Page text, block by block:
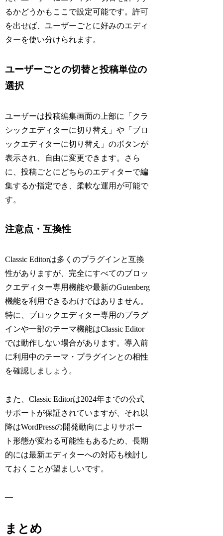
るかどうかもここで設定可能です。許可
を出せば、ユーザーごとに好みのエディ
ターを使い分けられます。
ユーザーごとの切替と投稿単位の
選択
ユーザーは投稿編集画面の上部に「クラ
シックエディターに切り替え」や「ブロ
ックエディターに切り替え」のボタンが
表示され、自由に変更できます。さら
に、投稿ごとにどちらのエディターで編
集するか指定でき、柔軟な運用が可能で
す。
注意点・互換性
Classic Editorは多くのプラグインと互換
性がありますが、完全にすべてのブロッ
クエディター専用機能や最新のGutenberg
機能を利用できるわけではありません。
特に、ブロックエディター専用のプラグ
インや一部のテーマ機能はClassic Editor
では動作しない場合があります。導入前
に利用中のテーマ・プラグインとの相性
を確認しましょう。
また、Classic Editorは2024年までの公式
サポートが保証されていますが、それ以
降はWordPressの開発動向によりサポー
ト形態が変わる可能性もあるため、長期
的には最新エディターへの対応も検討し
ておくことが望ましいです。
—
まとめ